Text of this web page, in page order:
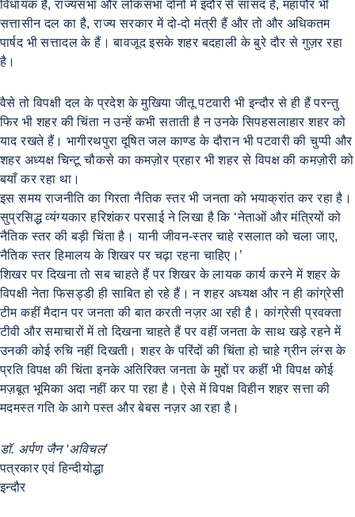
विधायक हैं, राज्यसभा और लोकसभा दोनों में इंदौर से सांसद हैं, महापौर भी
सत्तासीन दल का है, राज्य सरकार में दो-दो मंत्री हैं और तो और अधिकतम
पार्षद भी सत्तादल के हैं। बावजूद इसके शहर बदहाली के बुरे दौर से गुज़र रहा
है।
वैसे तो विपक्षी दल के प्रदेश के मुखिया जीतू पटवारी भी इन्दौर से ही हैं परन्तु
फिर भी शहर की चिंता न उन्हें कभी सताती है न उनके सिपहसलाहार शहर को
याद रखते हैं। भागीरथपुरा दूषित जल काण्ड के दौरान भी पटवारी की चुप्पी और
शहर अध्यक्ष चिन्टू चौकसे का कमज़ोर प्रहार भी शहर से विपक्ष की कमज़ोरी को
बयाँ कर रहा था।
इस समय राजनीति का गिरता नैतिक स्तर भी जनता को भयाक्रांत कर रहा है।
सुप्रसिद्ध व्यंग्यकार हरिशंकर परसाई ने लिखा है कि ‘नेताओं और मंत्रियों को
नैतिक स्तर की बड़ी चिंता है। यानी जीवन-स्तर चाहे रसलात को चला जाए,
नैतिक स्तर हिमालय के शिखर पर चढ़ा रहना चाहिए।’
शिखर पर दिखना तो सब चाहते हैं पर शिखर के लायक कार्य करने में शहर के
विपक्षी नेता फिसड्डी ही साबित हो रहे हैं। न शहर अध्यक्ष और न ही कांग्रेसी
टीम कहीं मैदान पर जनता की बात करती नज़र आ रही है। कांग्रेसी प्रवक्ता
टीवी और समाचारों में तो दिखना चाहते हैं पर वहीं जनता के साथ खड़े रहने में
उनकी कोई रुचि नहीं दिखती। शहर के परिंदों की चिंता हो चाहे ग्रीन लंग्स के
प्रति विपक्ष की चिंता इनके अतिरिक्त जनता के मुद्दों पर कहीं भी विपक्ष कोई
मज़बूत भूमिका अदा नहीं कर पा रहा है। ऐसे में विपक्ष विहीन शहर सत्ता की
मदमस्त गति के आगे पस्त और बेबस नज़र आ रहा है।
डॉ. अर्पण जैन ‘अविचल’
पत्रकार एवं हिन्दीयोद्धा
इन्दौर